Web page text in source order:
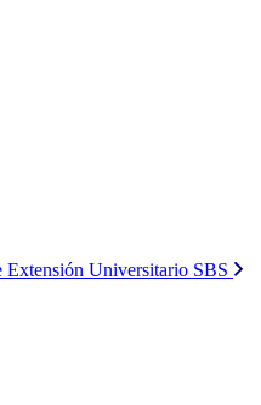
Universitario SBS